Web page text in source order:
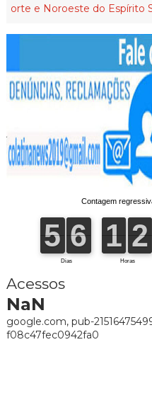
do Espírito Santo
Acessos
NaN
google.com, pub-
f08c47fec0942fa0